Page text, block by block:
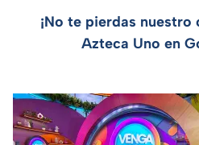
¡No te pierdas
Azteca Uno en